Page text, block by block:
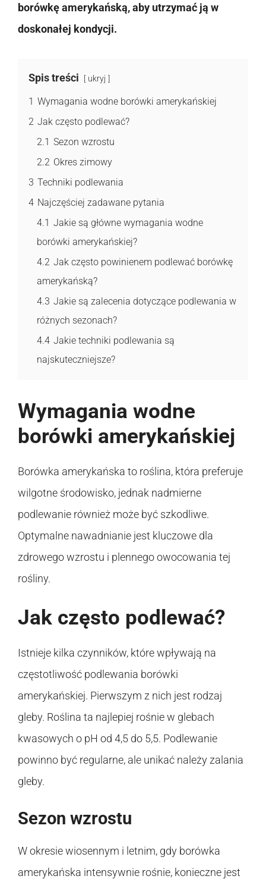
borówkę amerykańską, aby utrzymać ją w
doskonałej kondycji.
Spis treści ukryj
1 Wymagania wodne borówki amerykańskiej
2 Jak często podlewać?
2.1 Sezon wzrostu
2.2 Okres zimowy
3 Techniki podlewania
4 Najczęściej zadawane pytania
4.1 Jakie są główne wymagania wodne
borówki amerykańskiej?
4.2 Jak często powinienem podlewać borówkę
amerykańską?
4.3 Jakie są zalecenia dotyczące podlewania w
różnych sezonach?
4.4 Jakie techniki podlewania są
najskuteczniejsze?
Wymagania wodne
borówki amerykańskiej
Borówka amerykańska to roślina, która preferuje
wilgotne środowisko, jednak nadmierne
podlewanie również może być szkodliwe.
Optymalne nawadnianie jest kluczowe dla
zdrowego wzrostu i plennego owocowania tej
rośliny.
Jak często podlewać?
Istnieje kilka czynników, które wpływają na
częstotliwość podlewania borówki
amerykańskiej. Pierwszym z nich jest rodzaj
gleby. Roślina ta najlepiej rośnie w glebach
kwasowych o pH od 4,5 do 5,5. Podlewanie
powinno być regularne, ale unikać należy zalania
gleby.
Sezon wzrostu
W okresie wiosennym i letnim, gdy borówka
amerykańska intensywnie rośnie, konieczne jest